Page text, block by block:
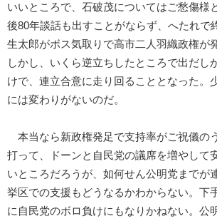
いいところで、石破茂についてはご愁傷様
後80年談話も出すことがならず、へたれで
生太郎がボス気取りで高市二人羽織政権が
しかし、いくら逆立ちしたところで出だし
けで、連立合意に走り回ることとなった。
には変わりがないのだ。
本当なら新政権発足で支持率がご祝儀の
打って、ドーンと自民党の議席を増やして
いところだろうが、如何せん公明党までが
挙区での支援もどうなるかわからない。下
に自民党のボロ負けにもなりかねない。公